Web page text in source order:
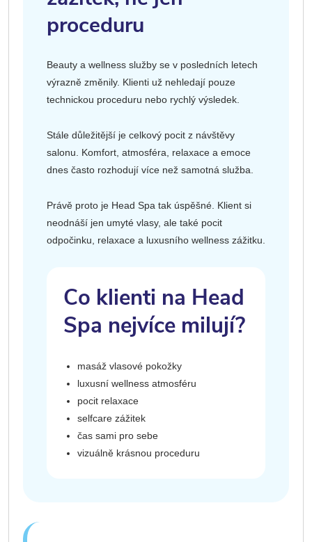
proceduru
Beauty a wellness služby se v posledních letech
výrazně změnily. Klienti už nehledají pouze
technickou proceduru nebo rychlý výsledek.
Stále důležitější je celkový pocit z návštěvy
salonu. Komfort, atmosféra, relaxace a emoce
dnes často rozhodují více než samotná služba.
Právě proto je Head Spa tak úspěšné. Klient si
neodnáší jen umyté vlasy, ale také pocit
odpočinku, relaxace a luxusního wellness zážitku.
Co klienti na Head
Spa nejvíce milují?
masáž vlasové pokožky
luxusní wellness atmosféru
pocit relaxace
selfcare zážitek
čas sami pro sebe
vizuálně krásnou proceduru